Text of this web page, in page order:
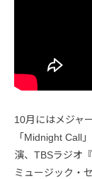
10月にはメジャ
「Midnight Call
演、TBSラジオ
ミュージック・